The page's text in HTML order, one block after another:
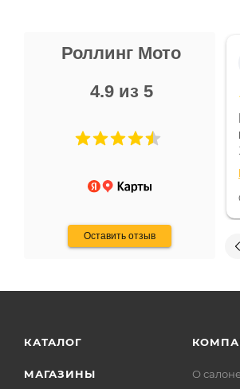
Роллинг Мото
4.9 из 5
Оставить отзыв
Не понравились условия
и дают только на год)
КАТАЛОГ
МАГАЗИНЫ
О